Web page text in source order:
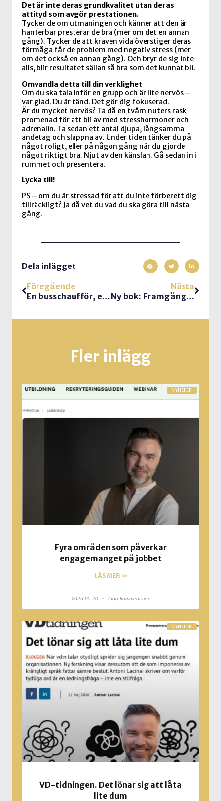
Det är inte deras grundkvalitet utan deras
attityd som avgör prestationen.
Tycker de om utmaningen och känner att den är
hanterbar presterar de bra (mer om det en annan
gång). Tycker de att kraven vida överstiger deras
förmåga får de problem med negativ stress (mer
om det också en annan gång). Och bryr de sig inte
alls, blir resultatet sällan så bra som det kunnat bli.
Omvandla detta till din verklighet
Om du ska tala inför en grupp och är lite nervös –
var glad. Du är tänd. Det gör dig fokuserad.
Är du mycket nervös? Ta då en tvåminuters rask
promenad för att bli av med stresshormoner och
adrenalin. Ta sedan ett antal djupa, långsamma
andetag och slappna av. Under tiden tänker du på
något roligt, eller på någon gång när du gjorde
något riktigt bra. Njut av den känslan. Gå sedan in i
rummet och presentera.
Lycka till!
PS – om du är stressad för att du inte förberett dig
tillräckligt? Ja då vet du vad du ska göra till nästa
gång.
Dela inlägget
Föregående
En busschaufför, en busschaufför…
Nästa
Ny bok: Framgångsrika kundsamtal
Fler inlägg
NYHETER
Fyra områden som påverkar
engagemanget på jobbet
LÄS MER »
2026-05-20 Inga kommentarer
NYHETER
VD-tidningen. Det lönar sig att låta
lite dum